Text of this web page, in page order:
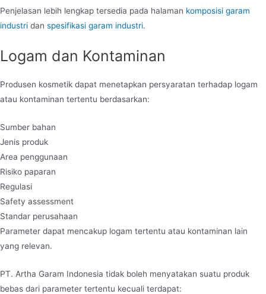
Penjelasan lebih lengkap tersedia pada halaman komposisi garam
industri dan spesifikasi garam industri.
Logam dan Kontaminan
Produsen kosmetik dapat menetapkan persyaratan terhadap logam
atau kontaminan tertentu berdasarkan:
Sumber bahan
Jenis produk
Area penggunaan
Risiko paparan
Regulasi
Safety assessment
Standar perusahaan
Parameter dapat mencakup logam tertentu atau kontaminan lain
yang relevan.
PT. Artha Garam Indonesia tidak boleh menyatakan suatu produk
bebas dari parameter tertentu kecuali terdapat: